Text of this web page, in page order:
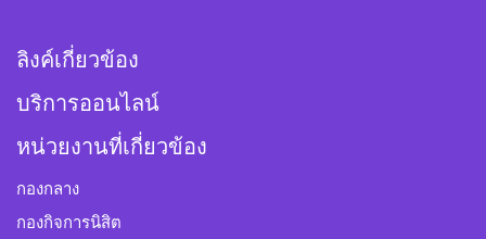
ลิงค์เกี่ยวข้อง
บริการออนไลน์
หน่วยงานที่เกี่ยวข้อง
กองกลาง
กองกิจการนิสิต